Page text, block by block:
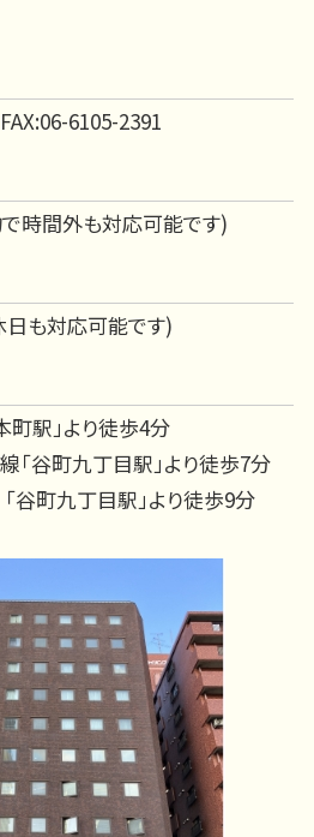
6105-2391
時間外も対応可能です)
も対応可能です)
駅」より徒歩4分
谷町九丁目駅」より徒歩7分
谷町九丁目駅」より徒歩9分